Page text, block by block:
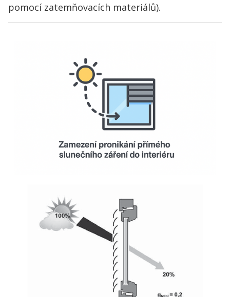
pomocí zatemňovacích materiálů).